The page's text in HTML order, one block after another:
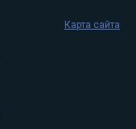
Карта сайта